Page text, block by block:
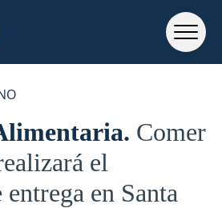
Comer
el
en Santa